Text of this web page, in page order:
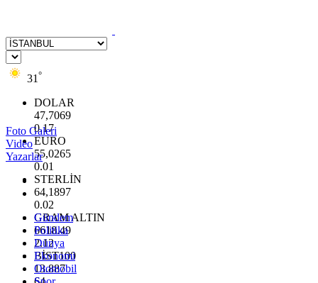
31 °
DOLAR
47,7069
0.17
EURO
55,0265
0.01
STERLİN
64,1897
0.02
GRAM ALTIN
6618.49
2.12
BİST100
13.887
Foto Galeri
Video
Yazarlar
Gündem
Politika
Dünya
Ekonomi
Otomobil